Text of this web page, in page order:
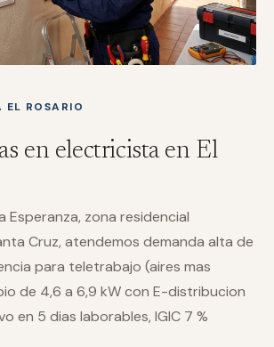
EL ROSARIO
en electricista en El
Esperanza, zona residencial
Cruz, atendemos demanda alta de
para teletrabajo (aires mas
de 4,6 a 6,9 kW con E-distribucion
en 5 dias laborables, IGIC 7 %